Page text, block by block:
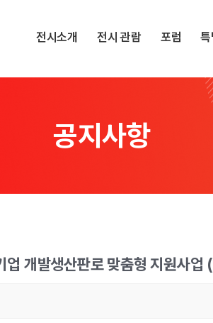
전시소개 전시 관람 포럼
공지사항
업 개발생산판로 맞춤형 지원사